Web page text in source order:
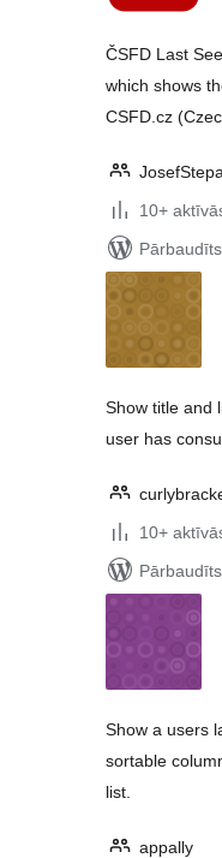
ČSFD Last
which shows
CSFD.cz
10+
Show title and
user has
10+
Show a users
sortable
list.
appally